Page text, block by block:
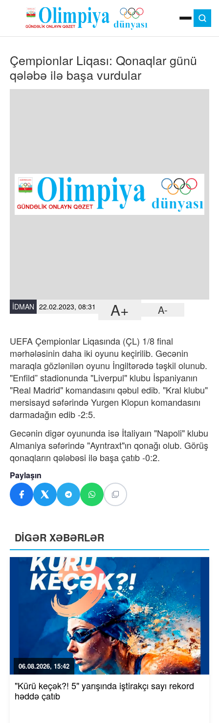
MOK
OLIMPIYA OYUNLARI
ÇAP VERSIYASI
TV
DIGƏR
Çempionlar Liqası: Qonaqlar günü
qələbə ilə başa vurdular ​​​​​​​
İDMAN 22.02.2023, 08:31 A+ A-
UEFA Çempionlar Liqasında (ÇL) 1/8 final
mərhələsinin daha iki oyunu keçirilib. Gecənin
maraqla gözlənilən oyunu İngiltərədə təşkil olunub.
"Enfild” stadionunda "Liverpul" klubu İspaniyanın
"Real Madrid" komandasını qəbul edib. "Kral klubu"
mersisayd səfərində Yurgen Klopun komandasını
darmadağın edib -2:5.
Gecənin digər oyununda isə İtaliyaın "Napoli" klubu
Almaniya səfərində "Ayntraxt"ın qonağı olub. Görüş
qonaqların qələbəsi ilə başa çatıb -0:2.
Paylaşın
DİGƏR XƏBƏRLƏR
06.08.2026, 15:42
"Kürü keçək?! 5" yarışında iştirakçı sayı rekord
həddə çatıb